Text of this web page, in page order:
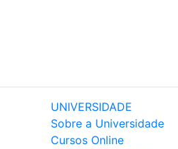
UNIVERSIDADE
Sobre a Universidade
Cursos Online